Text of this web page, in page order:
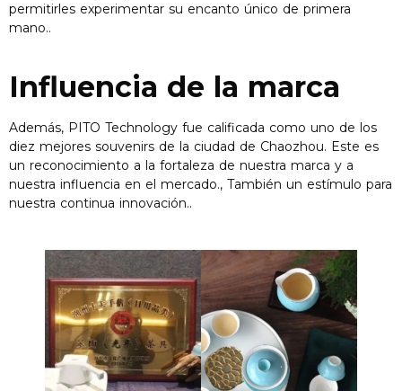
permitirles experimentar su encanto único de primera
mano..
Influencia de la marca
Además, PITO Technology fue calificada como uno de los
diez mejores souvenirs de la ciudad de Chaozhou. Este es
un reconocimiento a la fortaleza de nuestra marca y a
nuestra influencia en el mercado., También un estímulo para
nuestra continua innovación..